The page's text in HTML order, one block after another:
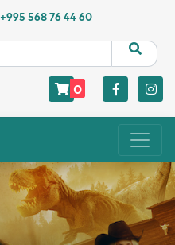
+995 568 76 44 60
0